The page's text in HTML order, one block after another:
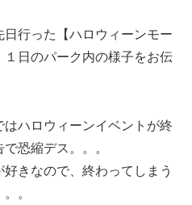
行った【ハロウィーンモー
日のパーク内の様子をお伝
ハロウィーンイベントが終
恐縮デス。。。
きなので、終わってしまう
。